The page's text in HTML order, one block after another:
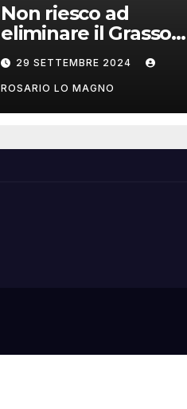
Non riesco ad
eliminare il Grasso
su Fianchi e
Addome: cause e
rimedi
29 SETTEMBRE 2024
ROSARIO LO MAGNO